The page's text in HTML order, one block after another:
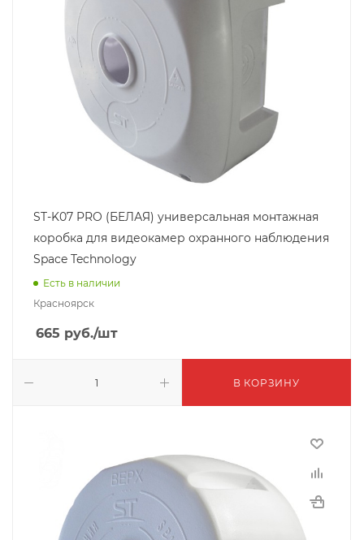
ST-K07 PRO (БЕЛАЯ) универсальная монтажная
коробка для видеокамер охранного наблюдения
Space Technology
Есть в наличии
Красноярск
665 руб./шт
В КОРЗИНУ